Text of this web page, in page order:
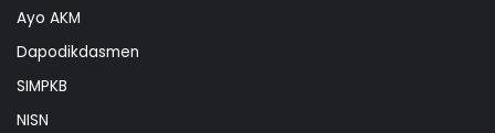
Ayo AKM
Dapodikdasmen
SIMPKB
NISN